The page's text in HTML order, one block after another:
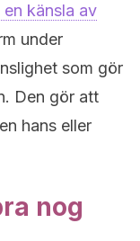
en känsla av
under
som gör
Den gör att
hans eller
nog